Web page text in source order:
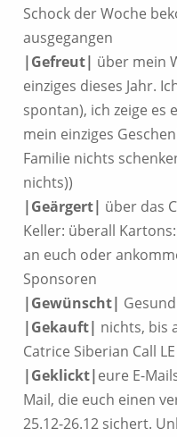
Schock der Woche
ausgegangen
|Gefreut| über mein
einziges dieses Jahr.
spontan), ich zeige es
mein einziges
Familie nichts
nichts))
|Geärgert| über das
Keller: überall
an euch oder
Sponsoren
|Gewünscht|
|Gekauft| nichts, bis
Catrice Siberian Call
|Geklickt|eure E-
Mail, die euch einen
25.12-26.12 sichert.